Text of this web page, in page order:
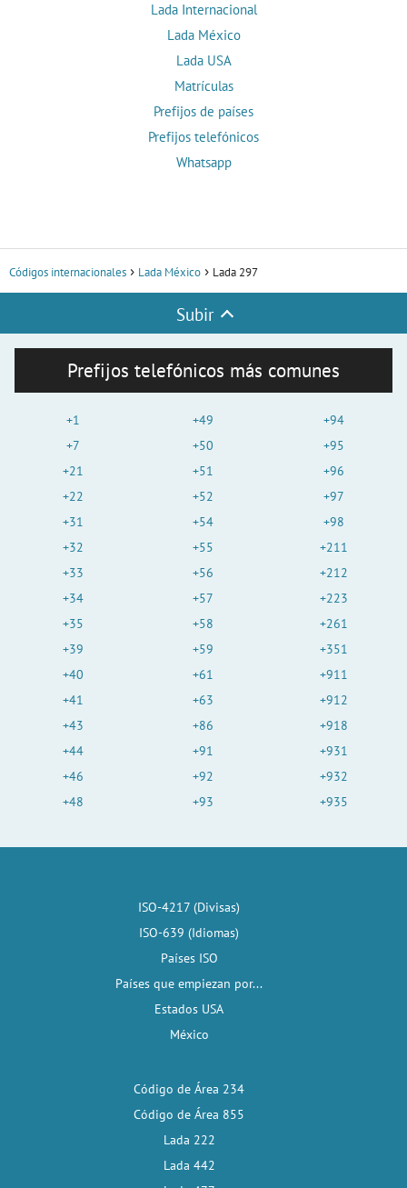
Lada Internacional
Lada México
Lada USA
Matrículas
Prefijos de países
Prefijos telefónicos
Whatsapp
Códigos internacionales Lada México Lada 297
Subir
Prefijos telefónicos más comunes
+1
+7
+21
+22
+31
+32
+33
+34
+35
+39
+40
+41
+43
+44
+46
+48
+49
+50
+51
+52
+54
+55
+56
+57
+58
+59
+61
+63
+86
+91
+92
+93
+94
+95
+96
+97
+98
+211
+212
+223
+261
+351
+911
+912
+918
+931
+932
+935
ISO-4217 (Divisas)
ISO-639 (Idiomas)
Países ISO
Países que empiezan por...
Estados USA
México
Código de Área 234
Código de Área 855
Lada 222
Lada 442